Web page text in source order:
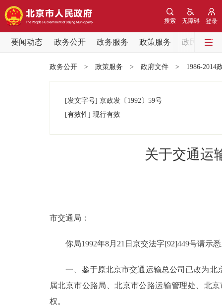
登录
无障碍
搜索
要闻动态 政务公开 政务服务 政策服务
政民互动
党中央精神
决策公开
政务公开 > 政策服务 > 政府文件 > 1986-2014
[发文字号] 京政发 〔1992〕 59号
[有效性] 现行有效
关于交通运
市交通局：
你局1992年8月21日京交法字[92]449号请示
一、鉴于原北京市交通运输总公司已改为北
属北京市公路局、北京市公路运输管理处、北
权。